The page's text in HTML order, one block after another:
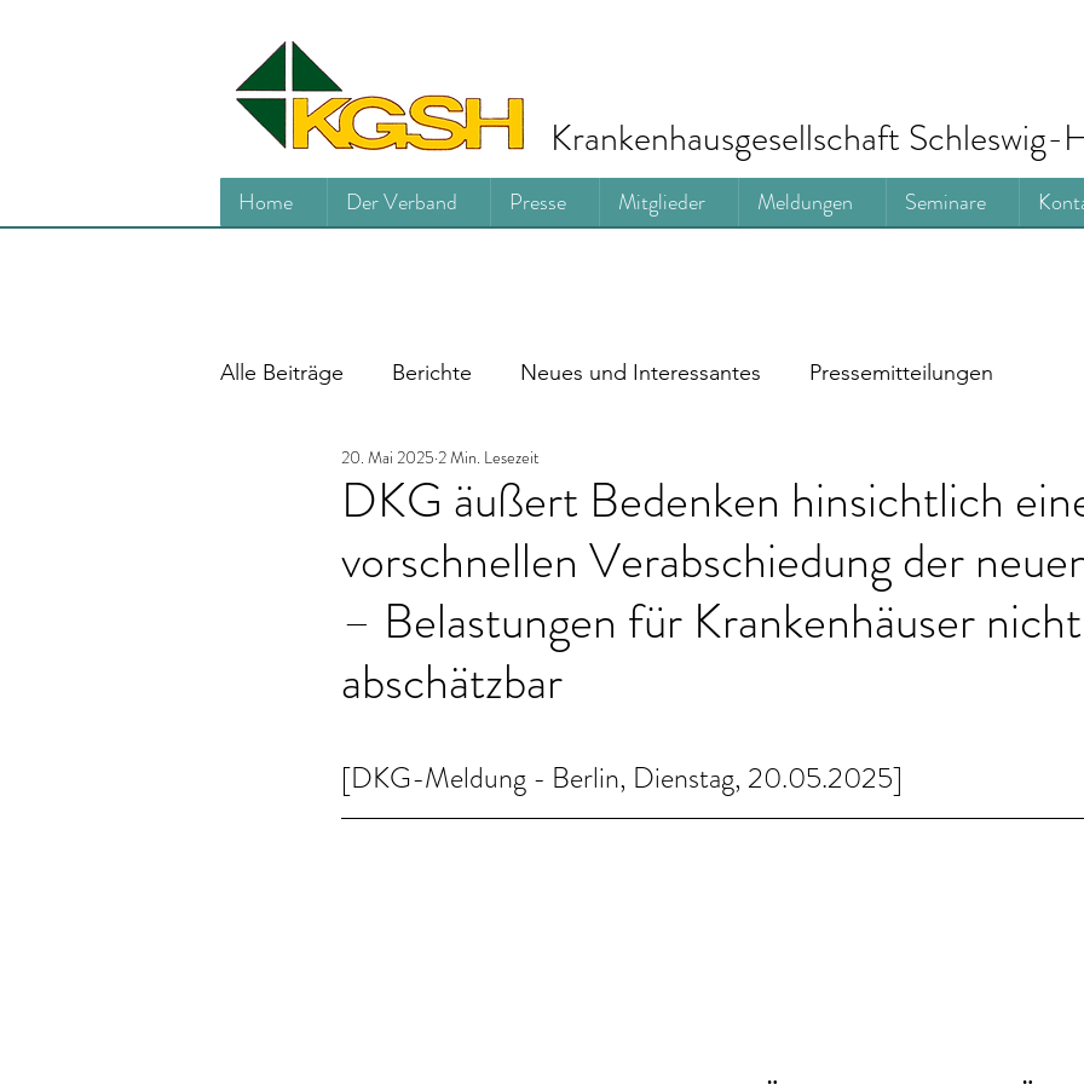
Home Der Verband Presse Mitglieder Meldungen Seminare
Krankenhausgesellschaft Schleswig-
Alle Beiträge Berichte Neues und Interessantes Pressemitteilungen
DKG äußert Bedenken hinsichtlich
vorschnellen Verabschiedung der
– Belastungen für Krankenhäuser nicht
abschätzbar
20. Mai 2025 2 Min. Lesezeit
[DKG-Meldung - Berlin, Dienstag, 20.05.2025]